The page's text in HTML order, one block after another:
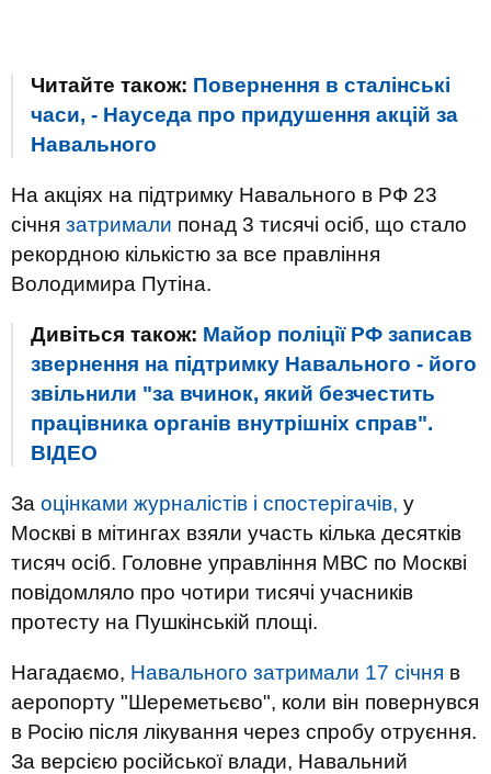
Читайте також: Повернення в сталінські
часи, - Науседа про придушення акцій за
Навального
На акціях на підтримку Навального в РФ 23
січня затримали понад 3 тисячі осіб, що стало
рекордною кількістю за все правління
Володимира Путіна.
Дивіться також: Майор поліції РФ записав
звернення на підтримку Навального - його
звільнили "за вчинок, який безчестить
працівника органів внутрішніх справ".
ВIДЕО
За оцінками журналістів і спостерігачів, у
Москві в мітингах взяли участь кілька десятків
тисяч осіб. Головне управління МВС по Москві
повідомляло про чотири тисячі учасників
протесту на Пушкінській площі.
Нагадаємо, Навального затримали 17 січня в
аеропорту "Шереметьєво", коли він повернувся
в Росію після лікування через спробу отруєння.
За версією російської влади, Навальний